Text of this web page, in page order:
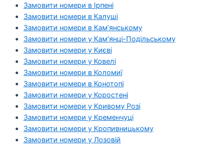
Замовити номери в Ірпені
Замовити номери в Калуші
Замовити номери в Кам’янському
Замовити номери у Кам’янці-Подільському
Замовити номери у Києві
Замовити номери у Ковелі
Замовити номери в Коломиї
Замовити номери в Конотопі
Замовити номери у Коростені
Замовити номери у Кривому Розі
Замовити номери у Кременчуці
Замовити номери у Кропивницькому
Замовити номери у Лозовій